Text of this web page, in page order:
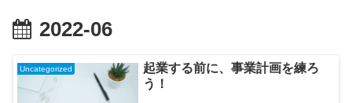
2022-06
Uncategorized
起業する前に、事業計画を練ろ
う！